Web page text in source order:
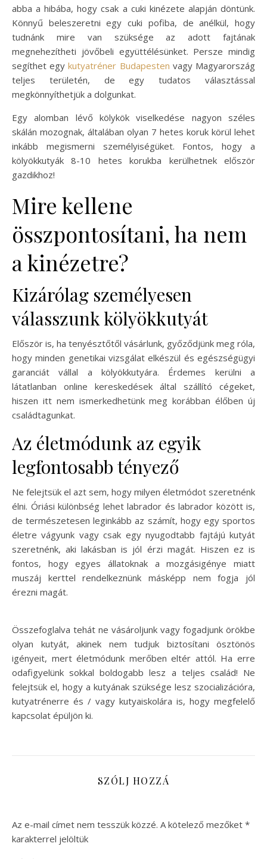
abba a hibába, hogy csak a cuki kinézete alapján döntünk.
Könnyű beleszeretni egy cuki pofiba, de anélkül, hogy
tudnánk mire van szüksége az adott fajtának
megnehezítheti jövőbeli együttélésünket. Persze mindig
segíthet egykutyatréner Budapesten vagy Magyarország
teljes területén, de egy tudatos választással
megkönnyíthetjük a dolgunkat.
Egy alomban lévő kölykök viselkedése nagyon széles
skálán mozognak, általában olyan 7 hetes koruk körül lehet
inkább megismerni személyiségüket. Fontos, hogy a
kölyökkutyák 8-10 hetes korukba kerülhetnek először
gazdikhoz!
Mire kellene
összpontosítani, ha nem
a kinézetre?
Kizárólag személyesen
válasszunk kölyökkutyát
Először is, ha tenyésztőtől vásárlunk, győződjünk meg róla,
hogy minden genetikai vizsgálat elkészül és egészségügyi
garanciát vállal a kölyökkutyára. Érdemes kerülni a
látatlanban online kereskedések által szállító cégeket,
hiszen itt nem ismerkedhetünk meg korábban élőben új
családtagunkat.
Az életmódunk az egyik
legfontosabb tényező
Ne felejtsük el azt sem, hogy milyen életmódot szeretnénk
élni. Óriási különbség lehet labrador és labrador között is,
de természetesen leginkább az számít, hogy egy sportos
életre vágyunk vagy csak egy nyugodtabb fajtájú kutyát
szeretnénk, aki lakásban is jól érzi magát. Hiszen ez is
fontos, hogy egyes állatoknak a mozgásigénye miatt
muszáj kerttel rendelkeznünk másképp nem fogja jól
érezni magát.
Összefoglalva tehát ne vásároljunk vagy fogadjunk örökbe
olyan kutyát, akinek nem tudjuk biztosítani ösztönös
igényeit, mert életmódunk merőben eltér attól. Ha erre
odafigyelünk sokkal boldogabb lesz a teljes család! Ne
felejtsük el, hogy a kutyának szüksége lesz szocializációra,
kutyatrénerre és / vagy kutyaiskolára is, hogy megfelelő
kapcsolat épüljön ki.
SZÓLJ HOZZÁ
Az e-mail címet nem tesszük közzé. A kötelező mezőket *
karakterrel jelöltük